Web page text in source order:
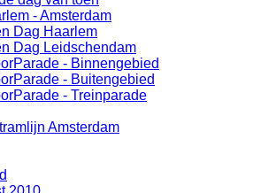
- Amsterdam
Dag Haarlem
Dag Leidschendam
- Binnengebied
- Buitengebied
- Treinparade
Amsterdam